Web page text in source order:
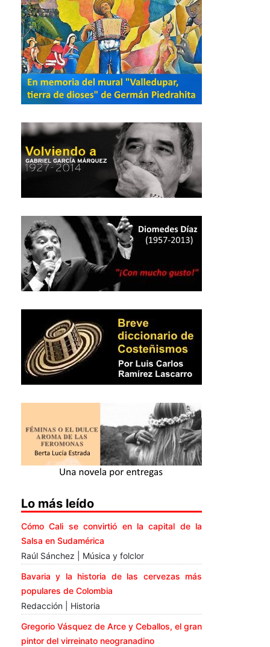
Lo más leído
Cómo Cali se convirtió en la capital de la
Salsa en Sudamérica
Raúl Sánchez | Música y folclor
Bavaria y la historia de las cervezas más
populares de Colombia
Redacción | Historia
Gregorio Vásquez de Arce y Ceballos, el gran
pintor del virreinato neogranadino